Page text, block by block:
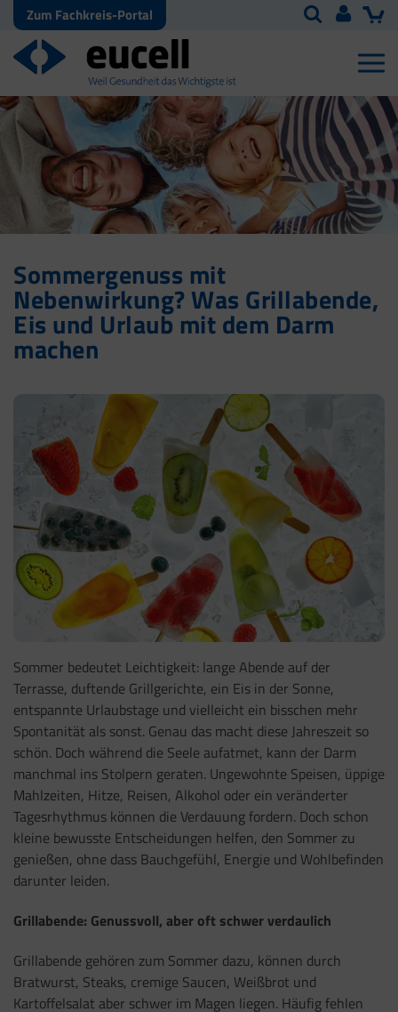
Zum Fachkreis-Portal
Sommergenuss mit
Nebenwirkung? Was Grillabende,
Eis und Urlaub mit dem Darm
machen
Sommer bedeutet Leichtigkeit: lange Abende auf der
Terrasse, duftende Grillgerichte, ein Eis in der Sonne,
entspannte Urlaubstage und vielleicht ein bisschen mehr
Spontanität als sonst. Genau das macht diese Jahreszeit so
schön. Doch während die Seele aufatmet, kann der Darm
manchmal ins Stolpern geraten. Ungewohnte Speisen, üppige
Mahlzeiten, Hitze, Reisen, Alkohol oder ein veränderter
Tagesrhythmus können die Verdauung fordern. Doch schon
kleine bewusste Entscheidungen helfen, den Sommer zu
genießen, ohne dass Bauchgefühl, Energie und Wohlbefinden
darunter leiden.
Grillabende: Genussvoll, aber oft schwer verdaulich
Grillabende gehören zum Sommer dazu, können durch
Bratwurst, Steaks, cremige Saucen, Weißbrot und
Kartoffelsalat aber schwer im Magen liegen. Häufig fehlen